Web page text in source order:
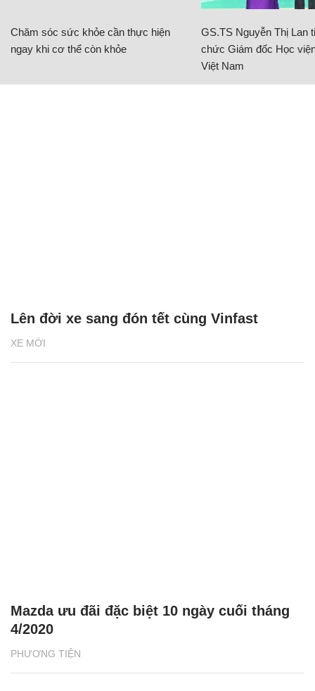
Chăm sóc sức khỏe cần thực hiện
ngay khi cơ thể còn khỏe
GS.TS Nguyễn Thị Lan
chức Giám đốc Học
Việt Nam
XE MỚI
Lên đời xe sang đón tết cùng Vinfast
PHƯƠNG TIỆN
Mazda ưu đãi đặc biệt 10 ngày cuối tháng
4/2020